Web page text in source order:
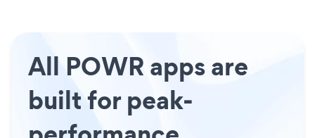
All POWR apps are
built for peak-